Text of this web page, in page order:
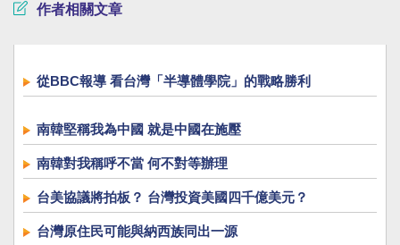
作者相關文章
從BBC報導 看台灣「半導體學院」的戰略勝利
南韓堅稱我為中國 就是中國在施壓
南韓對我稱呼不當 何不對等辦理
台美協議將拍板？ 台灣投資美國四千億美元？
台灣原住民可能與納西族同出一源